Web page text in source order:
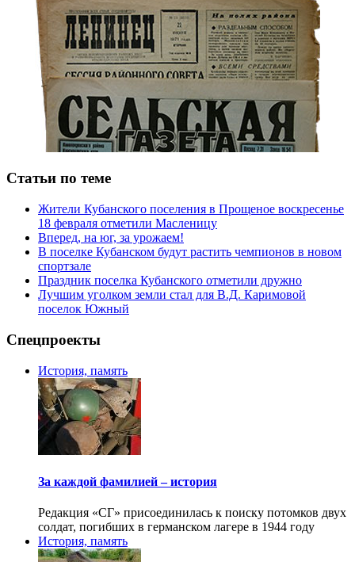
Статьи по теме
Жители Кубанского поселения в Прощеное воскресенье
18 февраля отметили Масленицу
Вперед, на юг, за урожаем!
В поселке Кубанском будут растить чемпионов в новом
спортзале
Праздник поселка Кубанского отметили дружно
Лучшим уголком земли стал для В.Д. Каримовой
поселок Южный
Спецпроекты
История, память
За каждой фамилией – история
Редакция «СГ» присоединилась к поиску потомков двух
солдат, погибших в германском лагере в 1944 году
История, память